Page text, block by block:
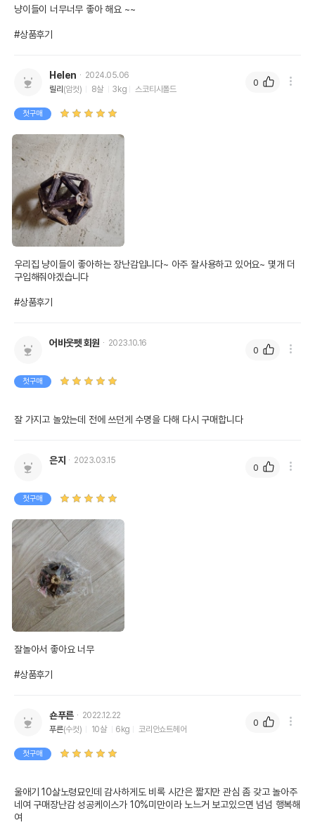
냥이들이 너무너무 좋아 해요 ~~
#상품후기
Helen
2024.05.06
릴리 (암컷) 8살 3kg 스코티시폴드
첫구매
우리집 냥이들이 좋아하는 장난감입니다~ 아주 잘사용하고 있어요~ 몇개 더
구입해줘야겠습니다
#상품후기
0
어바웃펫 회원 2023.10.16
첫구매
잘 가지고 놀았는데 전에 쓰던게 수명을 다해 다시 구매합니다
0
은지 2023.03.15
첫구매
잘놀아서 좋아요 너무
#상품후기
0
숀푸른
2022.12.22
푸른(수컷) 10살 6kg 코리안쇼트헤어
첫구매
울애기 10살노령묘인데 감사하게도 비록 시간은 짧지만 관심 좀 갖고 놀아주
네여 구매장난감 성공케이스가 10%미만이라 노느거 보고있으면 넘넘 행복해
여
0